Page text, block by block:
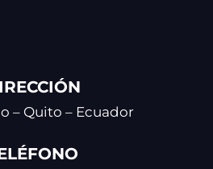
– Quito – Ecuador